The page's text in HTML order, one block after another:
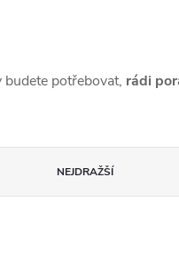
budete potřebovat, rádi
NEJDRAŽŠÍ